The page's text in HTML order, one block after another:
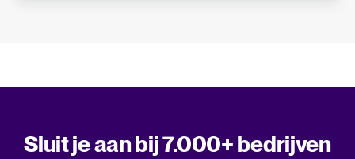
Sluit je aan bij 7.000+ bedrijven